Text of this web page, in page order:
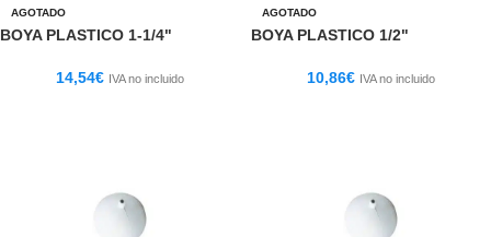
AGOTADO
BOYA PLASTICO 1-1/4"
14,54€ IVA no incluido
AGOTADO
BOYA PLASTICO 1/2"
10,86€ IVA no incluido